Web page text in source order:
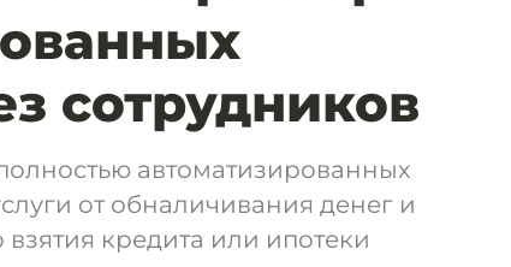
сотрудников
автоматизированных
от обналичивания денег и
кредита или ипотеки